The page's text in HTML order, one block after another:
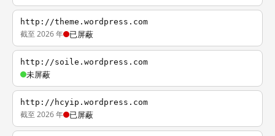
http://theme.wordpress.com
截至 2026 年 已屏蔽
http://soile.wordpress.com
未屏蔽
http://hcyip.wordpress.com
截至 2026 年 已屏蔽